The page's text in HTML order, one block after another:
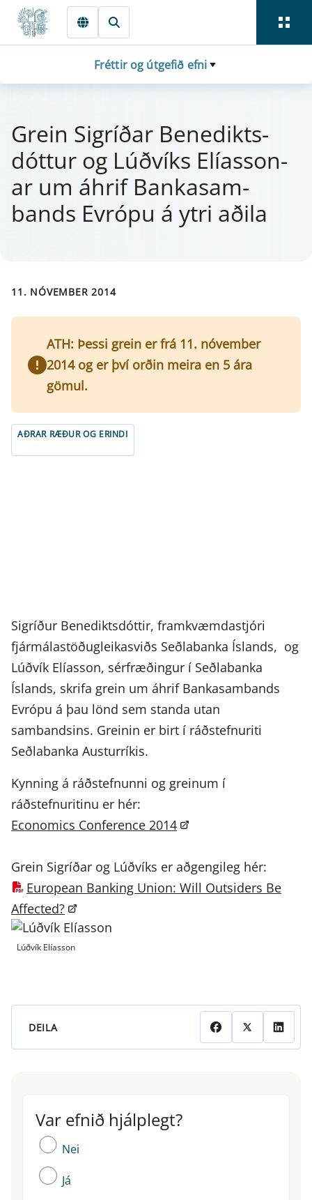
Fara beint í Meginmál
Fréttir og útgefið efni
Grein Si­gríðar Bene­dikts­
dótt­ur og Lúðvíks Elías­son­
ar um áhrif Bankas­am­
bands Ev­rópu á ytri aðila
11. NÓVEMBER 2014
ATH: Þessi grein er frá 11. nóvember
2014 og er því orðin meira en 5 ára
gömul.
AÐRAR RÆÐUR OG ERINDI
Sigríður Benediktsdóttir, framkvæmdastjóri
fjármálastöðugleikasviðs Seðlabanka Íslands, og
Lúðvík Elíasson, sérfræðingur í Seðlabanka
Íslands, skrifa grein um áhrif Bankasambands
Evrópu á þau lönd sem standa utan
sambandsins. Greinin er birt í ráðstefnuriti
Seðlabanka Austurríkis.
Kynning á ráðstefnunni og greinum í
ráðstefnuritinu er hér:
Economics Conference 2014
Grein Sigríðar og Lúðvíks er aðgengileg hér:
European Banking Union: Will Outsiders Be
Affected?
Lúðvík Elíasson
DEILA
Var efnið hjálplegt?
Var efnið hjálplegt?
Nei
Já